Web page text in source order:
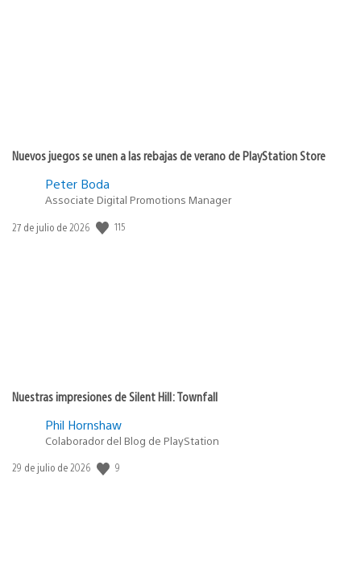
Nuevos juegos se unen a las rebajas de verano de PlayStation Store
Peter Boda
Associate Digital Promotions Manager
Fecha
27 de julio de 2026 115
Nuestras impresiones de Silent Hill: Townfall
Phil Hornshaw
Colaborador del Blog de PlayStation
Fecha
29 de julio de 2026 9